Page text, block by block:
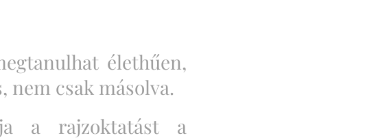
élethűen,
csak másolva.
a rajzoktatást a